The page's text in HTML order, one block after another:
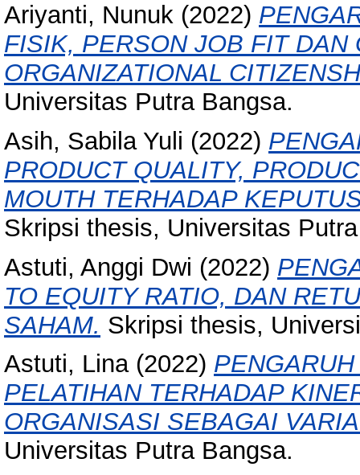
Ariyanti, Nunuk (2022)
FISIK, PERSON JOB FIT DAN
ORGANIZATIONAL
Universitas Putra Bangsa.
Asih, Sabila Yuli (2022)
PRODUCT QUALITY,
MOUTH TERHADAP
Skripsi thesis, Universitas
Astuti, Anggi Dwi (2022)
TO EQUITY RATIO, DAN
SAHAM. Skripsi thesis,
Astuti, Lina(2022)
PELATIHAN TERHADAP
ORGANISASI SEBAGAI
Universitas Putra Bangsa.